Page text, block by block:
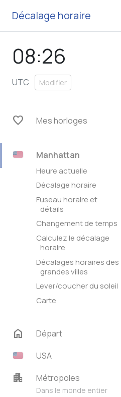
Décalage horaire
08:26
UTC Modifier
favorite Mes horloges
Manhattan
Heure actuelle
Décalage horaire
Fuseau horaire et
détails
Changement de temps
Calculez le décalage
horaire
Décalages horaires des
grandes villes
Lever/coucher du soleil
Carte
home
Départ
USA
apartment Métropoles
Dans le monde entier